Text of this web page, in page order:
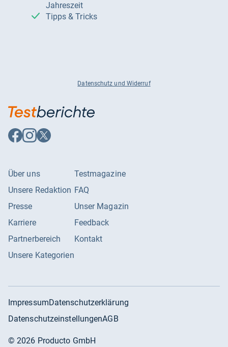
Jahreszeit
Tipps & Tricks
Datenschutz und Widerruf
Auf
Facebook
Auf
Instagram
Auf
X
Über uns
Unsere Redaktion
Presse
Karriere
Partnerbereich
Unsere Kategorien
Testmagazine
FAQ
Unser Magazin
Feedback
Kontakt
ImpressumDatenschutzerklärung
DatenschutzeinstellungenAGB
©2026 Producto GmbH